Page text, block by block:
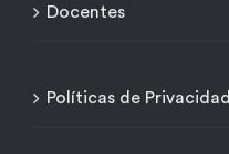
Docentes
Políticas de Privacidad